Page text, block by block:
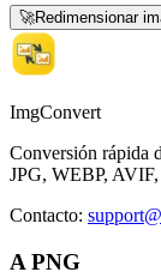
🚀Redimensionar
ImgConvert
Conversión rápida
JPG, WEBP,
Contacto:
A PNG